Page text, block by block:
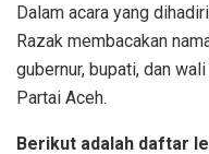
Dalam acara yang
Razak membacakan
gubernur, bupati, dan
Partai Aceh.
Berikut adalah daftar